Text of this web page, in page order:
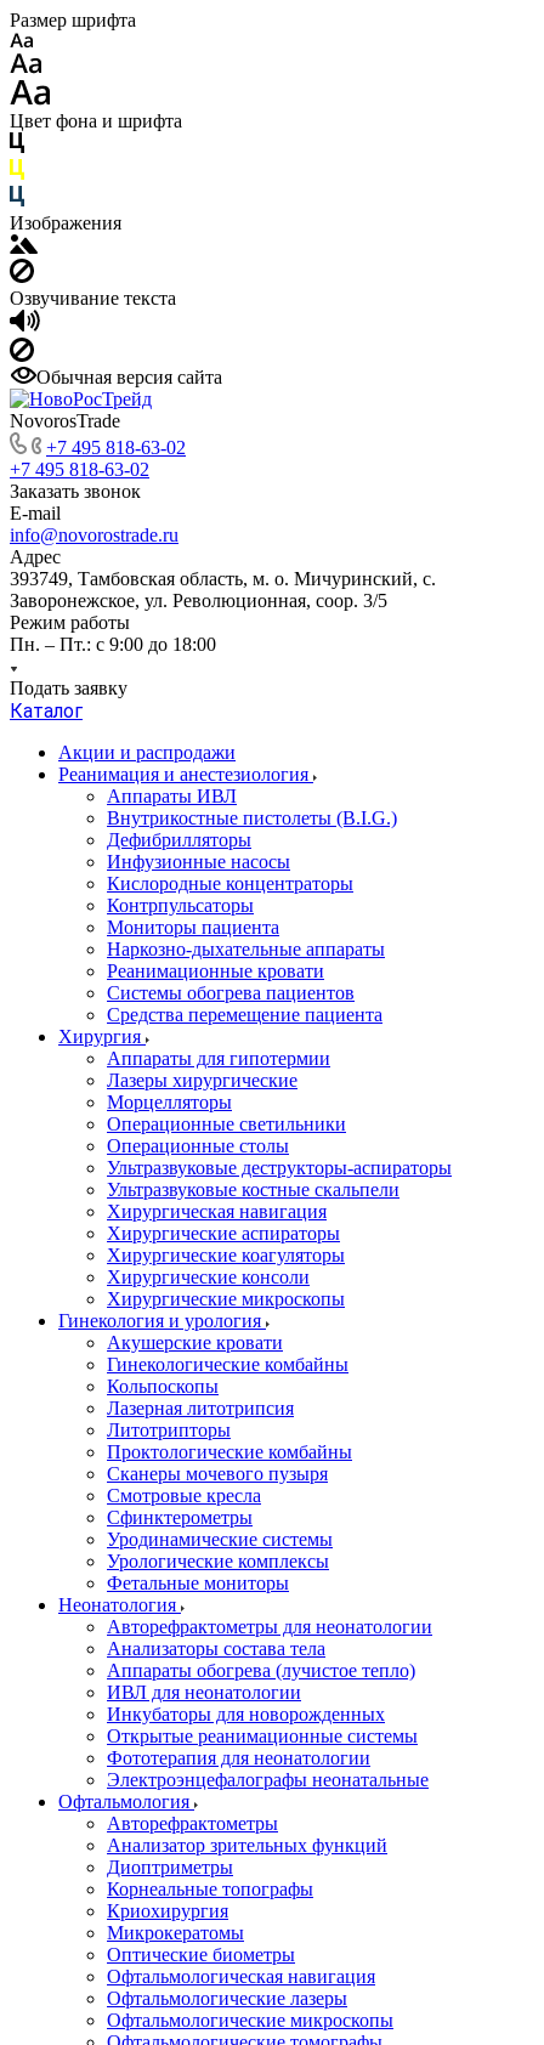
Размер шрифта
Цвет фона и шрифта
Изображения
Озвучивание текста
Обычная версия сайта
NovorosTrade
+7 495 818-63-02
+7 495 818-63-02
Заказать звонок
E-mail
info@novorostrade.ru
Адрес
393749, Тамбовская область, м. о. Мичуринский, с.
Заворонежское, ул. Революционная, соор. 3/5
Режим работы
Пн. – Пт.: с 9:00 до 18:00
Подать заявку
Каталог
Акции и распродажи
Реанимация и анестезиология
Аппараты ИВЛ
Внутрикостные пистолеты (B.I.G.)
Дефибрилляторы
Инфузионные насосы
Кислородные концентраторы
Контрпульсаторы
Мониторы пациента
Наркозно-дыхательные аппараты
Реанимационные кровати
Системы обогрева пациентов
Средства перемещение пациента
Хирургия
Аппараты для гипотермии
Лазеры хирургические
Морцелляторы
Операционные светильники
Операционные столы
Ультразвуковые деструкторы-аспираторы
Ультразвуковые костные скальпели
Хирургическая навигация
Хирургические аспираторы
Хирургические коагуляторы
Хирургические консоли
Хирургические микроскопы
Гинекология и урология
Акушерские кровати
Гинекологические комбайны
Кольпоскопы
Лазерная литотрипсия
Литотрипторы
Проктологические комбайны
Сканеры мочевого пузыря
Смотровые кресла
Сфинктерометры
Уродинамические системы
Урологические комплексы
Фетальные мониторы
Неонатология
Авторефрактометры для неонатологии
Анализаторы состава тела
Аппараты обогрева (лучистое тепло)
ИВЛ для неонатологии
Инкубаторы для новорожденных
Открытые реанимационные системы
Фототерапия для неонатологии
Электроэнцефалографы неонатальные
Офтальмология
Авторефрактометры
Анализатор зрительных функций
Диоптриметры
Корнеальные топографы
Криохирургия
Микрокератомы
Оптические биометры
Офтальмологическая навигация
Офтальмологические лазеры
Офтальмологические микроскопы